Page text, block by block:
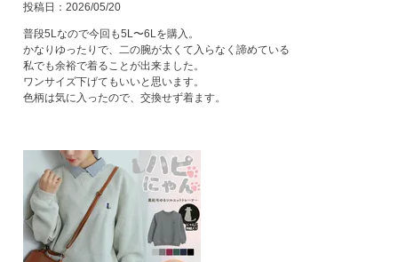
投稿日 2026/05/20
普段5Lなので今回も5L〜6Lを購入。
かなりゆったりで、二の腕が太くて入らなく諦めている
私でも余裕で着ることが出来ました。
ワンサイズ下げてもいいと思います。
色柄は気に入ったので、交換せず着ます。